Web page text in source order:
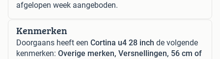
afgelopen week aangeboden.
Kenmerken
Doorgaans heeft een Cortina u4 28 inch de volgende
kenmerken: Overige merken, Versnellingen, 56 cm of